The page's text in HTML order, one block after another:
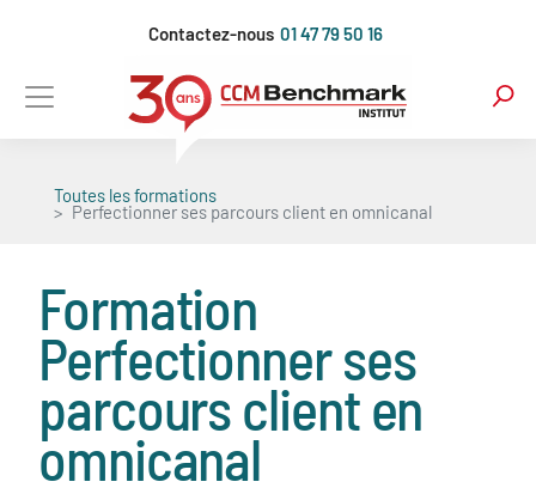
principal
Contactez-nous 01 47 79 50 16
Toutes les formations
Perfectionner ses parcours client en omnicanal
Formation
Perfectionner ses
parcours client en
omnicanal